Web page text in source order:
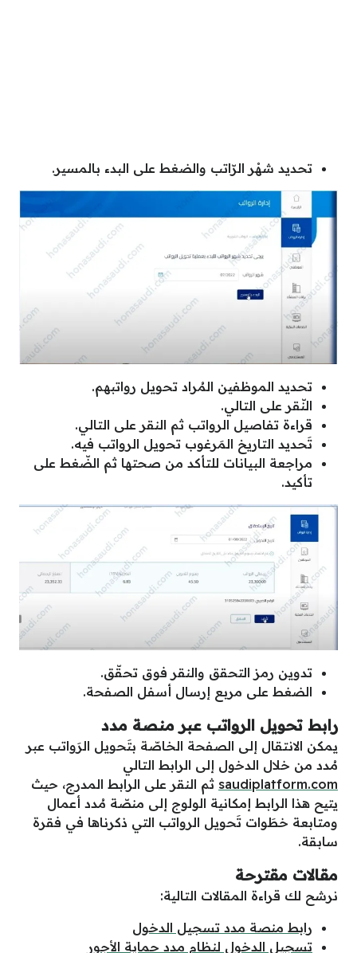
تحديد شهْر الرّاتب والضغط على البدء بالمسير.
تحديد الموظفين المُراد تحويل رواتبهم.
النّقر على التالي.
قراءة تفاصيل الرواتب ثم النقر على التالي.
تَحديد التاريخ المَرغوب تحويل الرواتب فيه.
مراجعة البيانات للتأكد من صحتها ثم الضّغط على
تأكيد.
تدوين رمز التحقق والنقر فوق تحقّق.
الضغط على مربع إرسال أسفل الصفحة.
رابط تحويل الرواتب عبر منصة مدد
يمكن الانتقال إلى الصفحة الخاصّة بتَحويل الرَواتب عبر
مُدد من خلال الدخول إلى الرابط التالي
saudiplatform.com ثم النقر على الرابط المدرج، حيث
يتيح هذا الرابط إمكانية الولوج إلى منصّة مُدد أعمال
ومتابعة خطَوات تَحويل الرواتب التي ذكرناها في فقرة
سابقة.
مقالات مقترحة
نرشح لك قراءة المقالات التالية:
رابط منصة مدد تسجيل الدخول
تسجيل الدخول لنظام مدد حماية الأجور